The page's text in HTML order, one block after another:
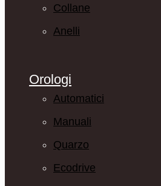
Collane
Anelli
Orologi
Automatici
Manuali
Quarzo
Ecodrive